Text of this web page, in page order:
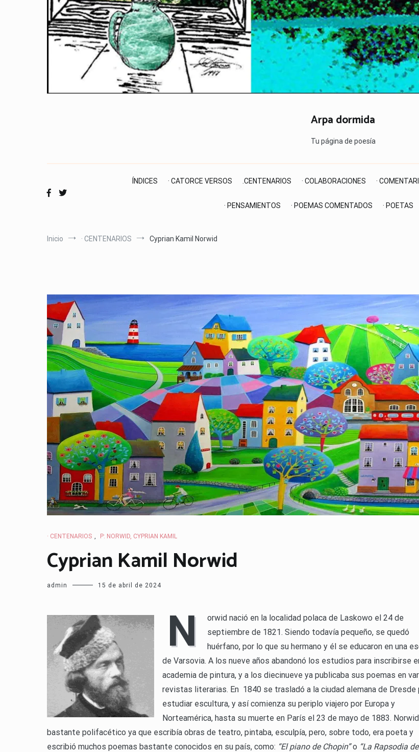
Arpa dormida
Tu página de poesía
ÍNDICES · CATORCE VERSOS .CENTENARIOS · COLABORACIONES ·
· PENSAMIENTOS · POEMAS COMENTADOS · POETAS
Inicio · CENTENARIOS Cyprian Kamil Norwid
· CENTENARIOS , P: NORWID, CYPRIAN KAMIL
Cyprian Kamil Norwid
admin 15 de abril de 2024
N
orwid nació en la localidad polaca de Laskowo el 24 de
septiembre de 1821. Siendo todavía pequeño, se quedó
huérfano, por lo que su hermano y él se educaron en una
de Varsovia. A los nueve años abandonó los estudios para inscribirse
academia de pintura, y a los diecinueve ya publicaba sus poemas en
revistas literarias. En 1840 se trasladó a la ciudad alemana de Dresde
estudiar escultura, y así comienza su periplo viajero por Europa y
Norteamérica, hasta su muerte en París el 23 de mayo de 1883.
bastante polifacético ya que escribía obras de teatro, pintaba, esculpía, pero, sobre todo, era poeta y
escribió muchos poemas bastante conocidos en su país, como: “El piano de Chopin”o “La Rapsodia